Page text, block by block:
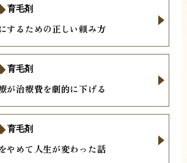
するための正しい頼み方
育毛剤
が治療費を劇的に下げる
育毛剤
やめて人生が変わった話
育毛剤